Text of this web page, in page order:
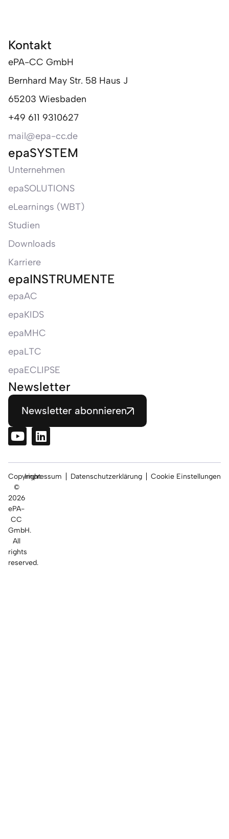
Kontakt
ePA-CC GmbH
Bernhard May Str. 58 Haus J
65203 Wiesbaden
+49 611 9310627
mail@epa-cc.de
epaSYSTEM
Unternehmen
epaSOLUTIONS
eLearnings (WBT)
Studien
Downloads
Karriere
epaINSTRUMENTE
epaAC
epaKIDS
epaMHC
epaLTC
epaECLIPSE
Newsletter
Newsletter abonnieren
Copyright
©
2026
ePA-
CC
GmbH.
All
rights
reserved.
Impressum Datenschutzerklärung Cookie Einstellungen